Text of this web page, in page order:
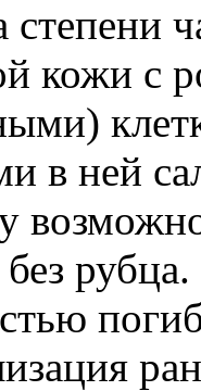
кожи с
в ней